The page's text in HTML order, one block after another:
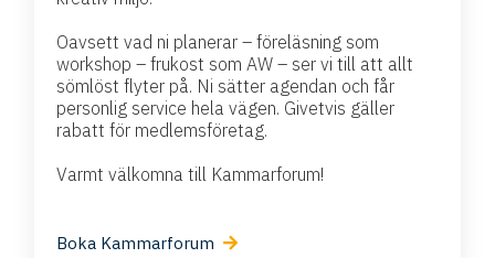
Oavsett vad ni planerar – föreläsning som
workshop – frukost som AW – ser vi till att allt
sömlöst flyter på. Ni sätter agendan och får
personlig service hela vägen. Givetvis gäller
rabatt för medlemsföretag.
Varmt välkomna till Kammarforum!
Boka Kammarforum